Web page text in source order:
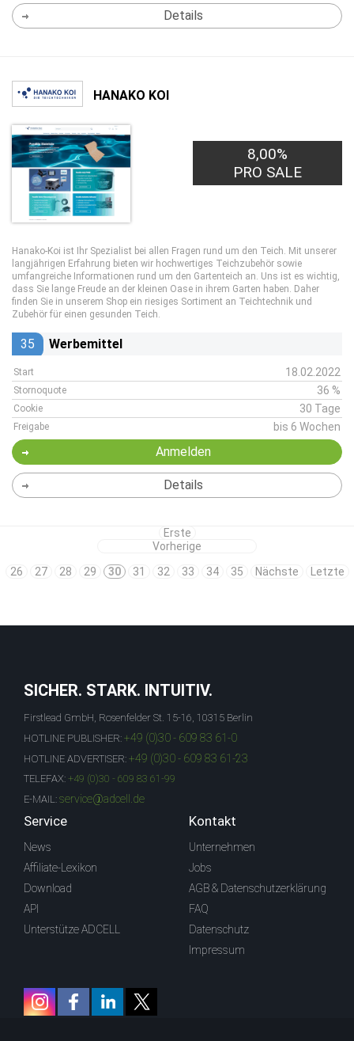
Details
HANAKO KOI
8,00%
PRO SALE
Hanako-Koi ist Ihr Spezialist bei allen Fragen rund um den Teich. Mit unserer
langjährigen Erfahrung bieten wir hochwertiges Teichzubehör sowie
umfangreiche Informationen rund um den Gartenteich an. Uns ist es wichtig,
dass Sie lange Freude an der kleinen Oase in ihrem Garten haben. Daher
finden Sie in unserem Shop ein riesiges Sortiment an Teichtechnik und
Zubehör für einen gesunden Teich.
35 Werbemittel
Start 18.02.2022
Stornoquote 36 %
Cookie 30 Tage
Freigabe bis 6 Wochen
Anmelden
Details
Erste
Vorherige
26
27 28 29 30 31 32 33 34 35 Nächste Letzte
SICHER. STARK. INTUITIV.
Firstlead GmbH, Rosenfelder St. 15-16, 10315 Berlin
HOTLINE PUBLISHER: +49 (0)30 - 609 83 61-0
HOTLINE ADVERTISER: +49 (0)30 - 609 83 61-23
TELEFAX: +49 (0)30 - 609 83 61-99
E-MAIL: service@adcell.de
Service
News
Affiliate-Lexikon
Download
API
Unterstütze ADCELL
Kontakt
Unternehmen
Jobs
AGB & Datenschutzerklärung
FAQ
Datenschutz
Impressum